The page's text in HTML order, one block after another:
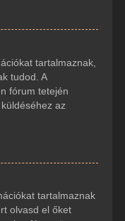
tartalmaznak,
tudod. A
fórum tetején
az
tartalmaznak
olvasd el őket